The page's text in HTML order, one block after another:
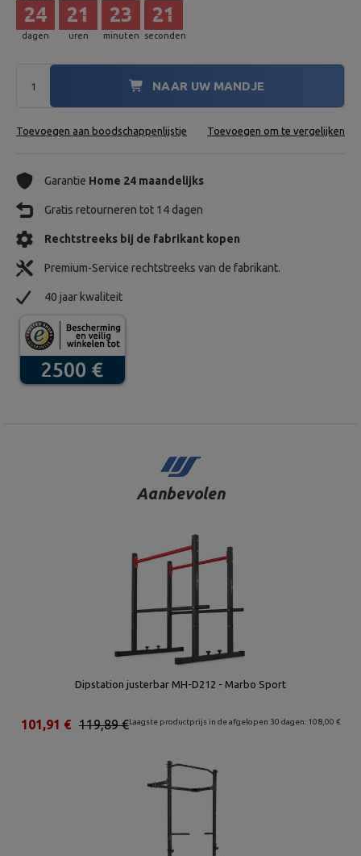
dagen
24
uren
21
minuten
23
seconden
20
NAAR UW MANDJE
Toevoegen aan boodschappenlijstje Toevoegen om te vergelijken
Garantie Home 24 maandelijks
Gratis retourneren tot 14 dagen
Rechtstreeks bij de fabrikant kopen
Premium-Service rechtstreeks van de fabrikant.
40 jaar kwaliteit
Aanbevolen
Dipstation justerbar MH-D212 - Marbo Sport
Laagste productprijs in de afgelopen 30 dagen: 108,00 €
119,89 €
101,91 €